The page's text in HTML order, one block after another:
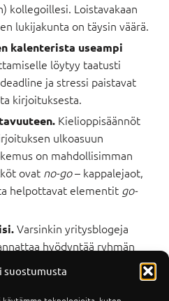
suostumusta
kollegoillesi. Loistavakaan
lukijakunta on täysin väärä.
kalenterista useampi
löytyy taatusti
ja stressi paistavat
kirjoituksesta.
Kielioppisäännöt
ulkoasuun
on mahdollisimman
ovat no-go– kappalejaot,
helpottavat elementit go-
Varsinkin yritysblogeja
hyödyntää ryhmän
Omalle tekstilleen
ja toinen silmäpari on